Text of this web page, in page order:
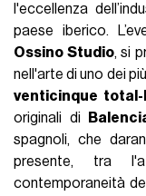
l'eccellenza
paese iberico.
Ossino Studio, si
nell'arte di uno dei
venticinque total-
originali di
spagnoli, che
presente, tra
contemporaneità